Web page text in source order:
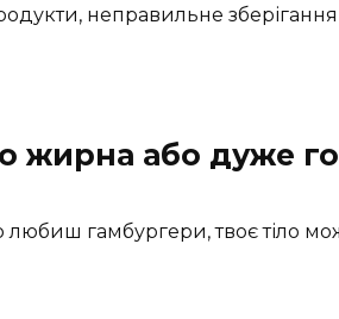
неправильне
жирна або дуже
любиш гамбургери, твоє тіло